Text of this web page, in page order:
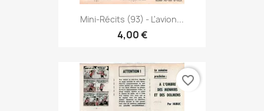
Mini-Récits (93) - L'avion...
4,00 €
favorite_border